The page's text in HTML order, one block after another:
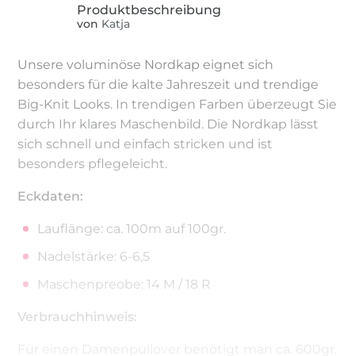
von Katja
Unsere voluminöse Nordkap eignet sich
besonders für die kalte Jahreszeit und trendige
Big-Knit Looks. In trendigen Farben überzeugt Sie
durch Ihr klares Maschenbild. Die Nordkap lässt
sich schnell und einfach stricken und ist
besonders pflegeleicht.
Eckdaten:
Lauflänge: ca. 100m auf 100gr.
Nadelstärke: 6-6,5
Maschenpreobe: 14 M / 18 R
Verbrauchhinweis: